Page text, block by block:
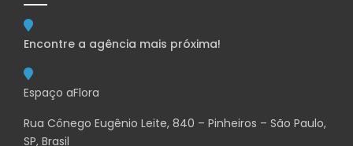
Encontre a agência mais próxima!
Espaço aFlora
Rua Cônego Eugênio Leite, 840 – Pinheiros – São Paulo,
SP, Brasil